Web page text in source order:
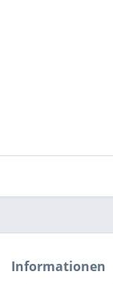
Informationen